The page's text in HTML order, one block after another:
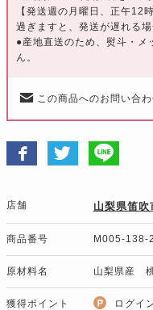
【発送週の月曜日、正午12
過ぎますと、発送が遅れる場
●産地直送のため、熨斗・メ
ん。
この商品へのお問い合
店舗 山梨県笛吹
商品番号 M005-138-
原材料名 山梨県産
獲得ポイント ログイ